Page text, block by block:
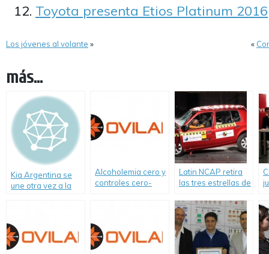
Toyota presenta Etios Platinum 2016
Los jóvenes al volante » «
más...
Kia Argentina se
une otra vez a la
Alcoholemia cero y
controles cero-
Latin NCAP retira
las tres estrellas de
Renault Clio
producido en
Colombia.